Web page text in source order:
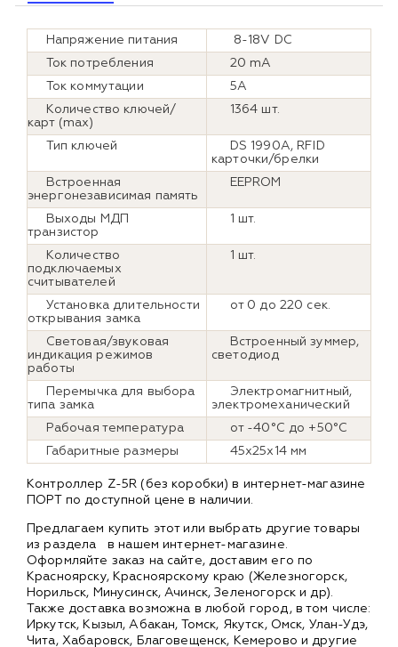
Напряжение питания
8-18V DC
Ток потребления
20 mA
Ток коммутации
5А
Количество ключей/
карт (max)
1364 шт.
Тип ключей
DS 1990A, RFID
карточки/брелки
Встроенная
энергонезависимая память
EEPROM
Выходы МДП
транзистор
1 шт.
Количество
подключаемых
считывателей
1 шт.
Установка длительности
открывания замка
от 0 до 220 сек.
Световая/звуковая
индикация режимов
работы
Встроенный зуммер,
светодиод
Перемычка для выбора
типа замка
Электромагнитный,
электромеханический
Рабочая температура
от -40°С до +50°С
Габаритные размеры
45х25х14 мм
Контроллер Z-5R (без коробки) в интернет-магазине
ПОРТ по доступной цене в наличии.
Предлагаем купить этот или выбрать другие товары
из раздела
в нашем интернет-магазине.
Оформляйте заказ на сайте, доставим его по
Красноярску, Красноярскому краю (Железногорск,
Норильск, Минусинск, Ачинск, Зеленогорск и др).
Также доставка возможна в любой город, в том числе:
Иркутск, Кызыл, Абакан, Томск, Якутск, Омск, Улан-Удэ,
Чита, Хабаровск, Благовещенск, Кемерово и другие